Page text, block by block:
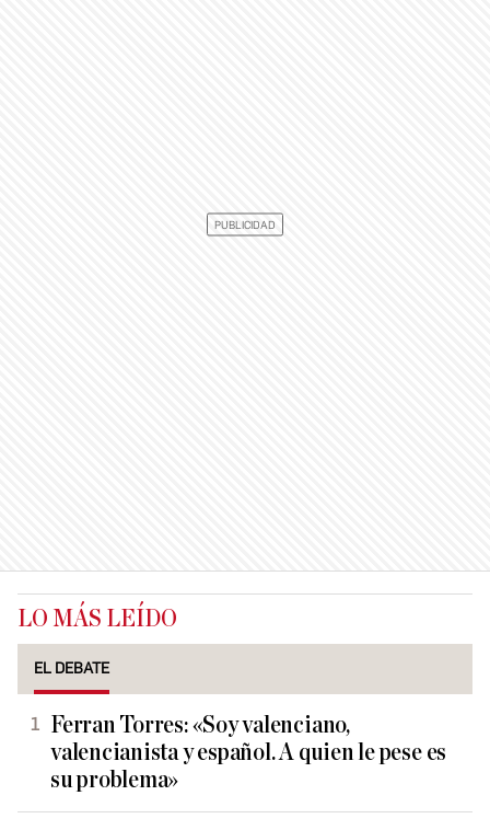
LO MÁS LEÍDO
EL DEBATE
Ferran Torres: «Soy valenciano,
valencianista y español. A quien le pese es
su problema»